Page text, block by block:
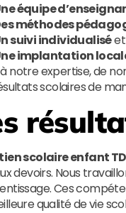
équipe
méthodes
suivi individualiséet
implantation
notre expertise, de
scolaires de
scolaire enfant
devoirs. Nous
Ces
qualité de vie